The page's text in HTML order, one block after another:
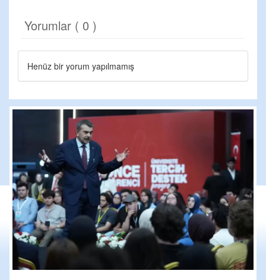
Yorumlar ( 0 )
Henüz bir yorum yapılmamış